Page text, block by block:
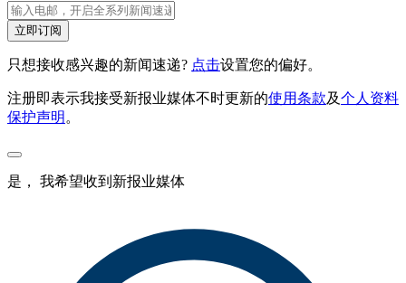
立即订阅
只想接收感兴趣的新闻速递? 点击设置您的偏好。
注册即表示我接受新报业媒体不时更新的使用条款及个人资料
保护声明 。
是， 我希望收到新报业媒体